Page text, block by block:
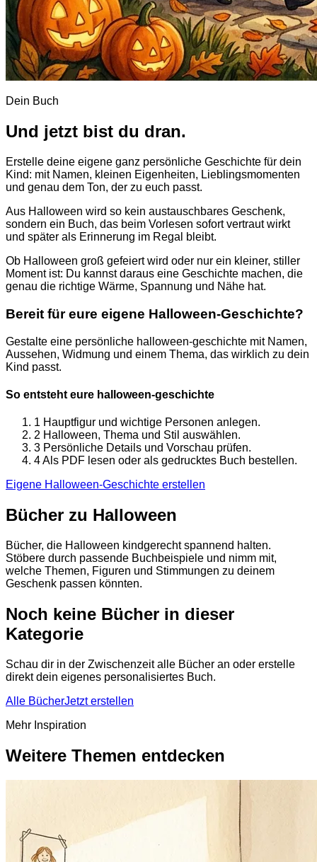
Dein Buch
Und jetzt bist du dran.
Erstelle deine eigene ganz persönliche Geschichte für dein
Kind: mit Namen, kleinen Eigenheiten, Lieblingsmomenten
und genau dem Ton, der zu euch passt.
Aus Halloween wird so kein austauschbares Geschenk,
sondern ein Buch, das beim Vorlesen sofort vertraut wirkt
und später als Erinnerung im Regal bleibt.
Ob Halloween groß gefeiert wird oder nur ein kleiner, stiller
Moment ist: Du kannst daraus eine Geschichte machen, die
genau die richtige Wärme, Spannung und Nähe hat.
Bereit für eure eigene Halloween-Geschichte?
Gestalte eine persönliche halloween-geschichte mit Namen,
Aussehen, Widmung und einem Thema, das wirklich zu dein
Kind passt.
So entsteht eure halloween-geschichte
1 Hauptfigur und wichtige Personen anlegen.
2 Halloween, Thema und Stil auswählen.
3 Persönliche Details und Vorschau prüfen.
4Als PDF lesen oder als gedrucktes Buch bestellen.
Eigene Halloween-Geschichte erstellen
Bücher zu Halloween
Bücher, die Halloween kindgerecht spannend halten.
Stöbere durch passende Buchbeispiele und nimm mit,
welche Themen, Figuren und Stimmungen zu deinem
Geschenk passen könnten.
Noch keine Bücher in dieser
Kategorie
Schau dir in der Zwischenzeit alle Bücher an oder erstelle
direkt dein eigenes personalisiertes Buch.
Alle BücherJetzt erstellen
Mehr Inspiration
Weitere Themen entdecken